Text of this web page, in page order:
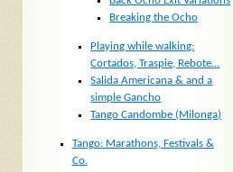
Breaking the Ocho
Playing while walking:
Cortados, Traspie, Rebote…
Salida Americana & and a
simple Gancho
Tango Candombe (Milonga)
Tango: Marathons, Festivals &
Co.